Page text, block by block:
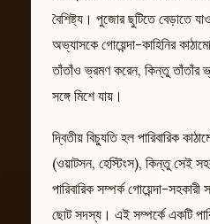
বৈশিষ্ট্য। পুজোর ছুটিতে বেড়াতে
অভ্যাসকে গোয়েন্দা-কাহিনির
তাঁতাঁও ভ্রমণ করেন, কিন্তু তাঁতাঁর
সঙ্গে মিশে যায়।
দ্বিতীয় বিচ্যুতি হল পারিবারিক
(ওয়াটসন, হেস্টিংস), কিন্তু সেই
পারিবারিক সম্পর্ক গোয়েন্দা-
ছোট সদস্য। এই সম্পর্কে একটি